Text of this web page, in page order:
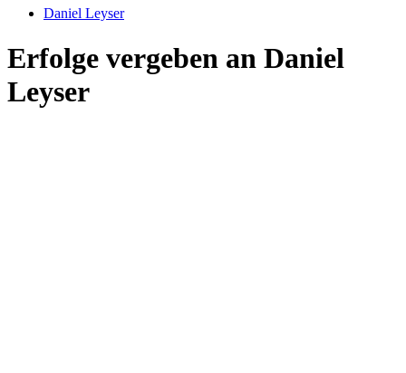
Daniel Leyser
Erfolge vergeben an Daniel
Leyser